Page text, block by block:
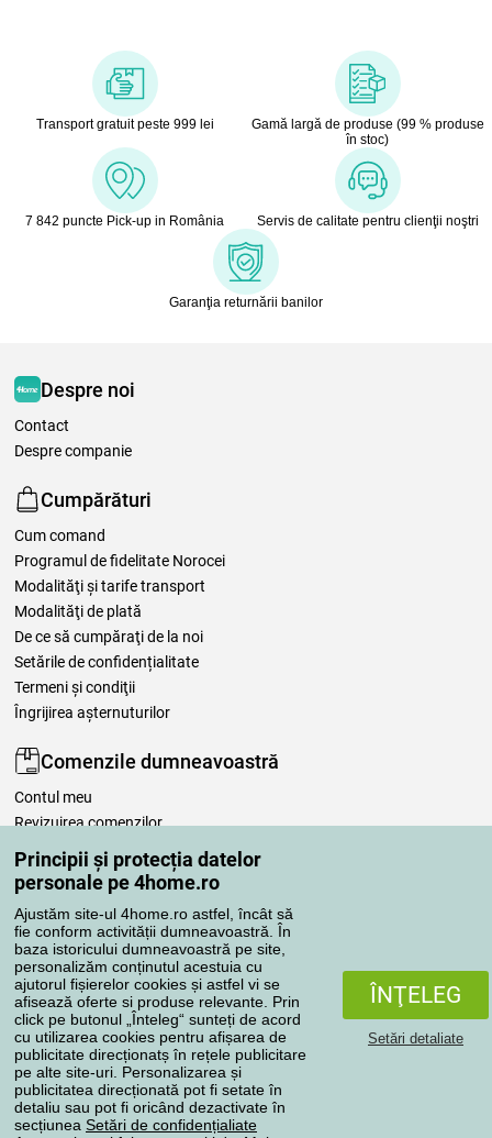
Principii și protecția datelor
personale pe 4home.ro
Ajustăm site-ul 4home.ro astfel, încât să
fie conform activității dumneavoastră. În
baza istoricului dumneavoastră pe site,
personalizăm conținutul acestuia cu
ajutorul fișierelor cookies și astfel vi se
afisează oferte si produse relevante. Prin
click pe butonul „Înteleg“ sunteți de acord
cu utilizarea cookies pentru afișarea de
publicitate direcționatș în rețele publicitare
pe alte site-uri. Personalizarea și
publicitatea direcționată pot fi setate în
detaliu sau pot fi oricând dezactivate în
secțiunea Setări de confidențialiate
ÎNŢELEG
Setări detaliate
Transport gratuit peste 999 lei
Gamă largă de produse (99 % produse
în stoc)
7 842 puncte Pick-up in România Servis de calitate pentru clienţii noştri
Garanţia returnării banilor
Despre noi
Contact
Despre companie
Cumpărături
Cum comand
Programul de fidelitate Norocei
Modalităţi şi tarife transport
Modalităţi de plată
De ce să cumpăraţi de la noi
Setările de confidențialitate
Termeni şi condiţii
Îngrijirea așternuturilor
Comenzile dumneavoastră
Contul meu
Revizuirea comenzilor
Reclamaţii
Retragere de la contract
Regulile de procesare a recenziilor
Metode de transport
Metode de plată
Magazin de încredere